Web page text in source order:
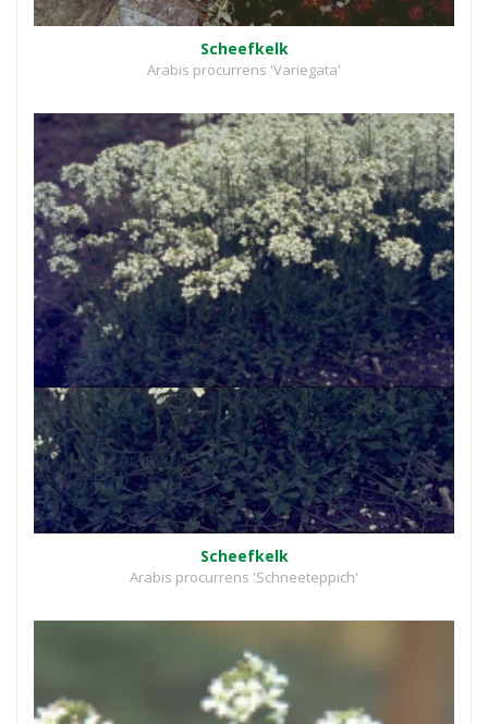
Scheefkelk
Arabis procurrens 'Variegata'
Scheefkelk
Arabis procurrens 'Schneeteppich'